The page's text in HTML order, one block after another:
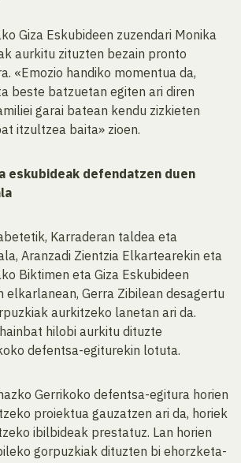
Giza Eskubideen zuzendari Monika
aurkitu zituzten bezain pronto
«Emozio handiko momentua da,
beste batzuetan egiten ari diren
garai batean kendu zizkieten
itzultzea baita» zioen.
eskubideak defendatzen duen
Karraderan taldea eta
Aranzadi Zientzia Elkartearekin eta
Biktimen eta Giza Eskubideen
elkarlanean, Gerra Zibilean desagertu
aurkitzeko lanetan ari da.
hilobi aurkitu dituzte
defentsa-egiturekin lotuta.
Gerrikoko defentsa-egitura horien
proiektua gauzatzen ari da, horiek
ibilbideak prestatuz. Lan horien
gorpuzkiak dituzten bi ehorzketa-